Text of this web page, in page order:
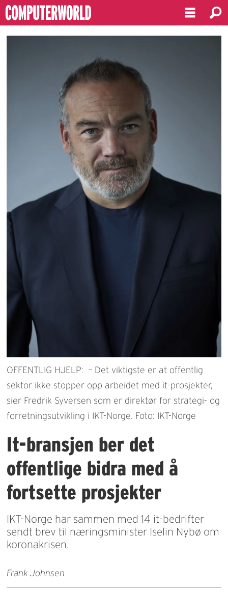
OFFENTLIG HJELP: – Det viktigste er at offentlig
sektor ikke stopper opp arbeidet med it-prosjekter,
sier Fredrik Syversen som er direktør for strategi- og
forretningsutvikling i IKT-Norge. Foto: IKT-Norge
It-bransjen ber det
offentlige bidra med å
fortsette prosjekter
IKT-Norge har sammen med 14 it-bedrifter
sendt brev til næringsminister Iselin Nybø om
koronakrisen.
Frank Johnsen